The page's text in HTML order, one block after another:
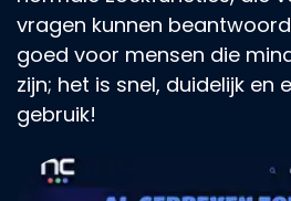
vragen kunnen
goed voor mensen die
zijn; het is snel, duidelijk en
gebruik!